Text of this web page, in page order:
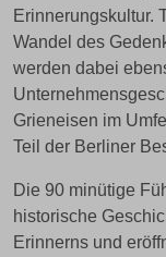
Erinnerungskultur.
Wandel des
werden dabei
Grieneisen im
Teil der Berliner
Die 90 minütige
historische
Erinnerns und